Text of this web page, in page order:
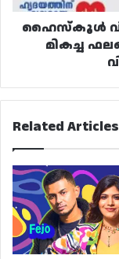
വിദ്യാഭ്യാസമന്ത്രാലയം
ഹൈസ്‌കൂൾ
മികച്ച
Related Articles